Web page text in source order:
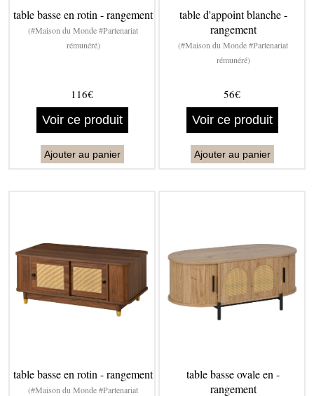
table basse en rotin - rangement
(#Maison du Monde #Partenariat
rémunéré)
116€
Voir ce produit
Ajouter au panier
table d'appoint blanche -
rangement
(#Maison du Monde #Partenariat
rémunéré)
56€
Voir ce produit
Ajouter au panier
table basse en rotin - rangement
(#Maison du Monde #Partenariat
table basse ovale en -
rangement